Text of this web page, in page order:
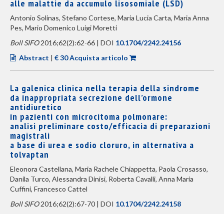
alle malattie da accumulo lisosomiale (LSD)
Antonio Solinas, Stefano Cortese, Maria Lucia Carta, Maria Anna
Pes, Mario Domenico Luigi Moretti
Boll SIFO2016;62(2):62-66 | DOI 10.1704/2242.24156
Abstract | € 30 Acquista articolo
La galenica clinica nella terapia della sindrome
da inappropriata secrezione dell’ormone
antidiuretico
in pazienti con microcitoma polmonare:
analisi preliminare costo/efficacia di preparazioni
magistrali
a base di urea e sodio cloruro, in alternativa a
tolvaptan
Eleonora Castellana, Maria Rachele Chiappetta, Paola Crosasso,
Danila Turco, Alessandra Dinisi, Roberta Cavalli, Anna Maria
Cuffini, Francesco Cattel
Boll SIFO2016;62(2):67-70 | DOI 10.1704/2242.24158